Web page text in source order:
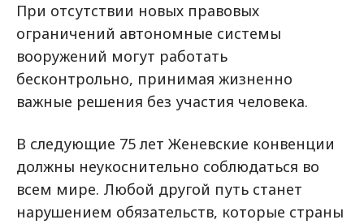
При отсутствии новых правовых
ограничений автономные системы
вооружений могут работать
бесконтрольно, принимая жизненно
важные решения без участия человека.
В следующие 75 лет Женевские конвенции
должны неукоснительно соблюдаться во
всем мире. Любой другой путь станет
нарушением обязательств, которые страны